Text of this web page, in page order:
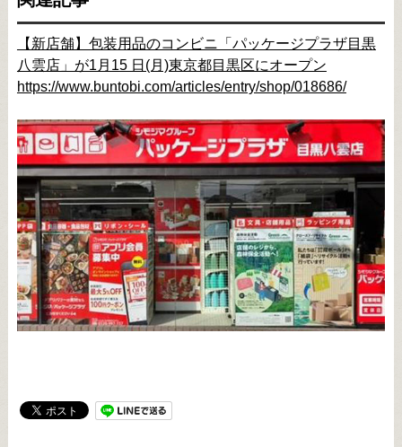
【新店舗】包装用品のコンビニ「パッケージプラザ目黒
八雲店」が1月15 日(月)東京都目黒区にオープン
https://www.buntobi.com/articles/entry/shop/018686/